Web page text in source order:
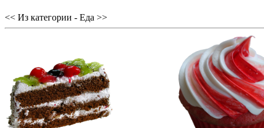
<< Из категории - Еда >>